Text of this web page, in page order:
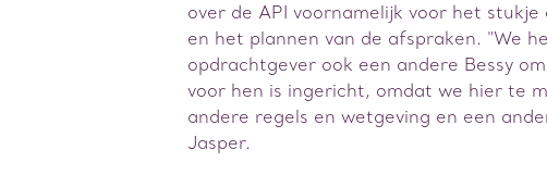
over de API voornamelijk voor het
en het plannen van de afspraken. "We
opdrachtgever ook een andere Bessy
voor hen is ingericht, omdat we hier te
andere regels en wetgeving en een
Jasper.